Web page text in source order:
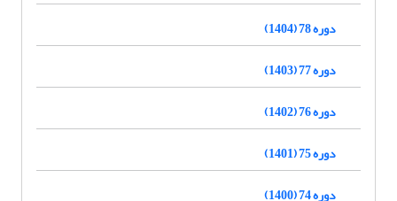
دوره 78 (1404)
دوره 77 (1403)
دوره 76 (1402)
دوره 75 (1401)
دوره 74 (1400)